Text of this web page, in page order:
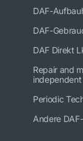
DAF-
DAF-
DAF Direkt
Repair and
Periodic
Andere